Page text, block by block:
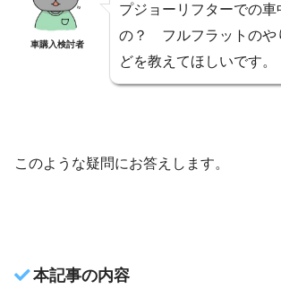
車購入検討者
プジョーリフターでの車
の？ フルフラットのや
どを教えてほしいです。
このような疑問にお答えします。
本記事の内容